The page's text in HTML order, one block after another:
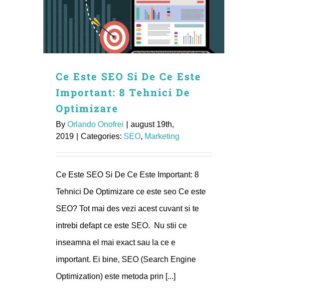
Ce Este SEO Si De Ce Este
Important: 8 Tehnici De
Optimizare
By Orlando Onofrei
august 19th,
2019
Categories: SEO, Marketing
Ce Este SEO Si De Ce Este Important: 8
Tehnici De Optimizare ce este seo Ce este
SEO? Tot mai des vezi acest cuvant si te
intrebi defapt ce este SEO. Nu stii ce
inseamna el mai exact sau la ce e
important. Ei bine, SEO (Search Engine
Optimization) este metoda prin [...]